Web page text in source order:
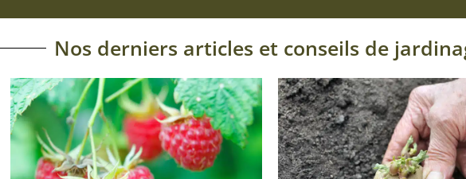
Nos derniers articles et conseils de